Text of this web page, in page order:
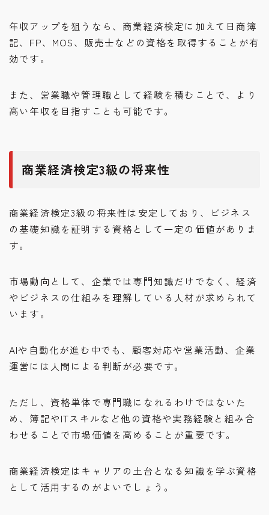
年収アップを狙うなら、商業経済検定に加えて日商簿
記、FP、MOS、販売士などの資格を取得することが有
効です。
また、営業職や管理職として経験を積むことで、より
高い年収を目指すことも可能です。
商業経済検定3級の将来性
商業経済検定3級の将来性は安定しており、ビジネス
の基礎知識を証明する資格として一定の価値がありま
す。
市場動向として、企業では専門知識だけでなく、経済
やビジネスの仕組みを理解している人材が求められて
います。
AIや自動化が進む中でも、顧客対応や営業活動、企業
運営には人間による判断が必要です。
ただし、資格単体で専門職になれるわけではないた
め、簿記やITスキルなど他の資格や実務経験と組み合
わせることで市場価値を高めることが重要です。
商業経済検定はキャリアの土台となる知識を学ぶ資格
として活用するのがよいでしょう。